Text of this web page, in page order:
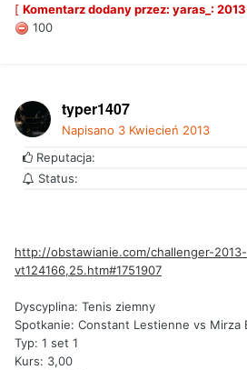
[ Komentarz dodany przez: yaras_:
100
typer1407
Napisano 3 Kwiecień 2013
Reputacja:
Status:
http://obstawianie.com/challenger-2013-
vt124166,25.htm#1751907
Dyscyplina: Tenis ziemny
Spotkanie: Constant Lestienne vs Mirza
Typ: 1 set 1
Kurs: 3,00